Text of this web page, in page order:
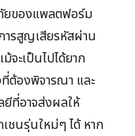
ยของแพลตฟอร์ม
ารสูญเสียรหัสผ่าน
จะเป็นไปได้ยาก
ต้องพิจารณา และ
ยีที่อาจส่งผลให้
ชนรุ่นใหม่ๆ ได้ หาก